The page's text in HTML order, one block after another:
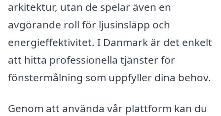
arkitektur, utan de spelar även en
avgörande roll för ljusinsläpp och
energieffektivitet. I Danmark är det enkelt
att hitta professionella tjänster för
fönstermålning som uppfyller dina behov.
Genom att använda vår plattform kan du